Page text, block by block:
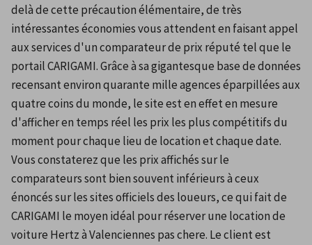
delà de cette précaution élémentaire, de très
intéressantes économies vous attendent en faisant appel
aux services d'un comparateur de prix réputé tel que le
portail CARIGAMI. Grâce à sa gigantesque base de données
recensant environ quarante mille agences éparpillées aux
quatre coins du monde, le site est en effet en mesure
d'afficher en temps réel les prix les plus compétitifs du
moment pour chaque lieu de location et chaque date.
Vous constaterez que les prix affichés sur le
comparateurs sont bien souvent inférieurs à ceux
énoncés sur les sites officiels des loueurs, ce qui fait de
CARIGAMI le moyen idéal pour réserver une location de
voiture Hertz à Valenciennes pas chere. Le client est